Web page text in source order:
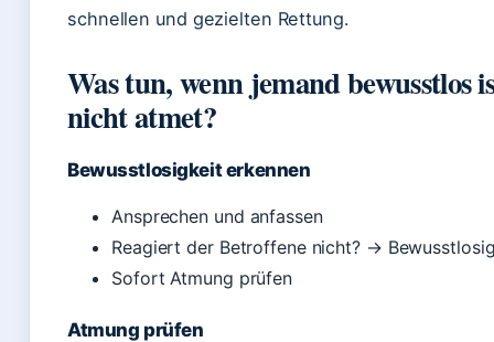
schnellen und gezielten Rettung.
Was tun, wenn jemand bewusstlos
nicht atmet?
Bewusstlosigkeit erkennen
Ansprechen und anfassen
Reagiert der Betroffene nicht? →
Sofort Atmung prüfen
Atmung prüfen